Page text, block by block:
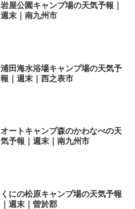
岩屋公園キャンプ場の天気予報｜
週末｜南九州市
浦田海水浴場キャンプ場の天気予
報｜週末｜西之表市
オートキャンプ森のかわなべの天
気予報｜週末｜南九州市
くにの松原キャンプ場の天気予報
｜週末｜曽於郡